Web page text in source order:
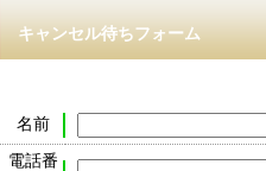
キャンセル待ちフォーム
名前
電話番